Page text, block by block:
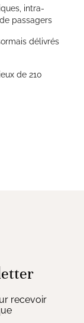
intra-
passagers
délivrés
de 210
recevoir